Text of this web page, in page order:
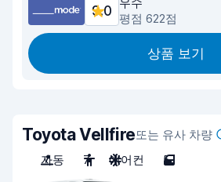
9.0 평점 622점
상품 보기
Toyota Vellfire또는 유사 차량
자동
7 에어컨 5